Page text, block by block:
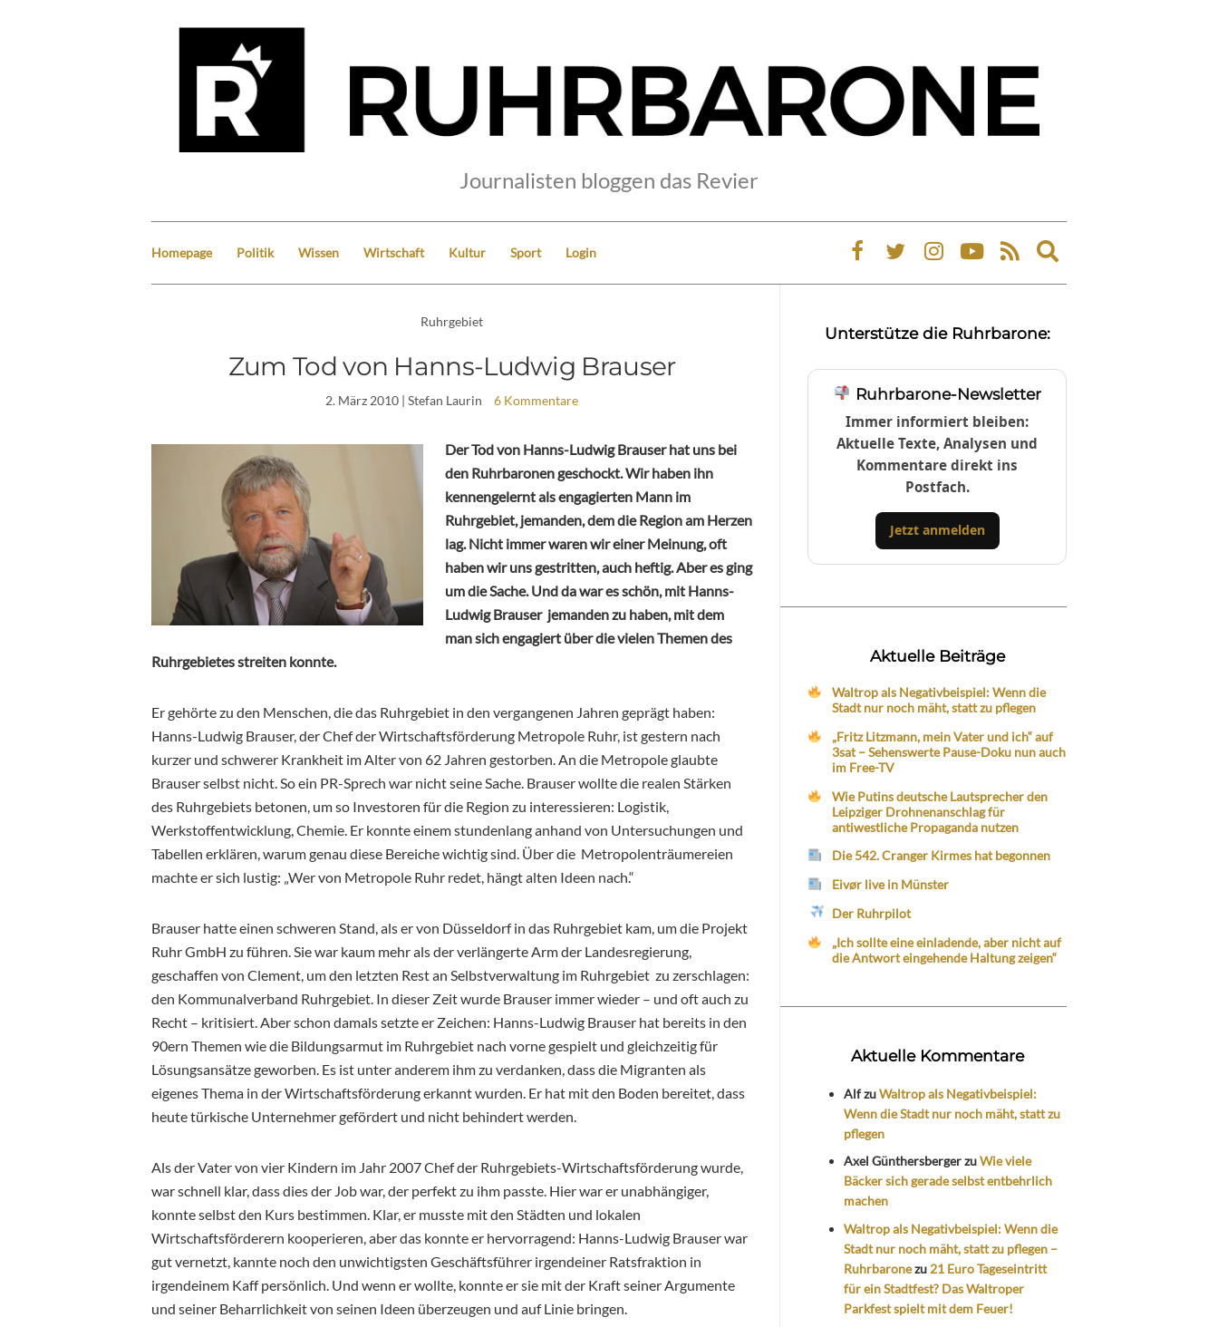
Journalisten bloggen das Revier
Homepage Politik Wissen Wirtschaft Kultur Sport Login
Expand
search
Ruhrgebiet
Zum Tod von Hanns-Ludwig Brauser
2. März 2010 | Stefan Laurin 6 Kommentare
Der Tod von Hanns-Ludwig Brauser hat uns bei
den Ruhrbaronen geschockt. Wir haben ihn
kennengelernt als engagierten Mann im
Ruhrgebiet, jemanden, dem die Region am Herzen
lag. Nicht immer waren wir einer Meinung, oft
haben wir uns gestritten, auch heftig. Aber es ging
um die Sache. Und da war es schön, mit Hanns-
Ludwig Brauser jemanden zu haben, mit dem
man sich engagiert über die vielen Themen des
Ruhrgebietes streiten konnte.
Er gehörte zu den Menschen, die das Ruhrgebiet in den vergangenen Jahren geprägt haben:
Hanns-Ludwig Brauser, der Chef der Wirtschaftsförderung Metropole Ruhr, ist gestern nach
kurzer und schwerer Krankheit im Alter von 62 Jahren gestorben. An die Metropole glaubte
Brauser selbst nicht. So ein PR-Sprech war nicht seine Sache. Brauser wollte die realen Stärken
des Ruhrgebiets betonen, um so Investoren für die Region zu interessieren: Logistik,
Werkstoffentwicklung, Chemie. Er konnte einem stundenlang anhand von Untersuchungen und
Tabellen erklären, warum genau diese Bereiche wichtig sind. Über die Metropolenträumereien
machte er sich lustig: „Wer von Metropole Ruhr redet, hängt alten Ideen nach.“
Brauser hatte einen schweren Stand, als er von Düsseldorf in das Ruhrgebiet kam, um die Projekt
Ruhr GmbH zu führen. Sie war kaum mehr als der verlängerte Arm der Landesregierung,
geschaffen von Clement, um den letzten Rest an Selbstverwaltung im Ruhrgebiet zu zerschlagen:
den Kommunalverband Ruhrgebiet. In dieser Zeit wurde Brauser immer wieder – und oft auch zu
Recht – kritisiert. Aber schon damals setzte er Zeichen: Hanns-Ludwig Brauser hat bereits in den
90ern Themen wie die Bildungsarmut im Ruhrgebiet nach vorne gespielt und gleichzeitig für
Lösungsansätze geworben. Es ist unter anderem ihm zu verdanken, dass die Migranten als
eigenes Thema in der Wirtschaftsförderung erkannt wurden. Er hat mit den Boden bereitet, dass
heute türkische Unternehmer gefördert und nicht behindert werden.
Als der Vater von vier Kindern im Jahr 2007 Chef der Ruhrgebiets-Wirtschaftsförderung wurde,
war schnell klar, dass dies der Job war, der perfekt zu ihm passte. Hier war er unabhängiger,
konnte selbst den Kurs bestimmen. Klar, er musste mit den Städten und lokalen
Wirtschaftsförderern kooperieren, aber das konnte er hervorragend: Hanns-Ludwig Brauser war
gut vernetzt, kannte noch den unwichtigsten Geschäftsführer irgendeiner Ratsfraktion in
irgendeinem Kaff persönlich. Und wenn er wollte, konnte er sie mit der Kraft seiner Argumente
und seiner Beharrlichkeit von seinen Ideen überzeugen und auf Linie bringen.
Unterstütze die Ruhrbarone:
Ruhrbarone-Newsletter
Immer informiert bleiben:
Aktuelle Texte, Analysen und
Kommentare direkt ins
Postfach.
Jetzt anmelden
Aktuelle Beiträge
Waltrop als Negativbeispiel: Wenn die
Stadt nur noch mäht, statt zu pflegen
„Fritz Litzmann, mein Vater und ich“ auf
3sat – Sehenswerte Pause-Doku nun auch
im Free-TV
Wie Putins deutsche Lautsprecher den
Leipziger Drohnenanschlag für
antiwestliche Propaganda nutzen
Die 542. Cranger Kirmes hat begonnen
Eivør live in Münster
Der Ruhrpilot
„Ich sollte eine einladende, aber nicht auf
die Antwort eingehende Haltung zeigen“
Aktuelle Kommentare
AlfzuWaltrop als Negativbeispiel:
Wenn die Stadt nur noch mäht, statt zu
pflegen
Axel GünthersbergerzuWie viele
Bäcker sich gerade selbst entbehrlich
machen
Waltrop als Negativbeispiel: Wenn die
Stadt nur noch mäht, statt zu pflegen –
Ruhrbaronezu 21 Euro Tageseintritt
für ein Stadtfest? Das Waltroper
Parkfest spielt mit dem Feuer!